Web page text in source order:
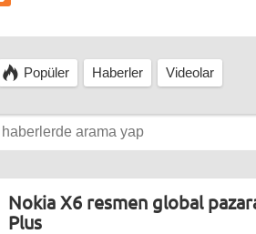
Popüler Haberler Videolar
Nokia X6 resmen global
Plus